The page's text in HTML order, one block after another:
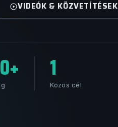
VIDEÓK & KÖZVETÍTÉSEK
1
Közös cél